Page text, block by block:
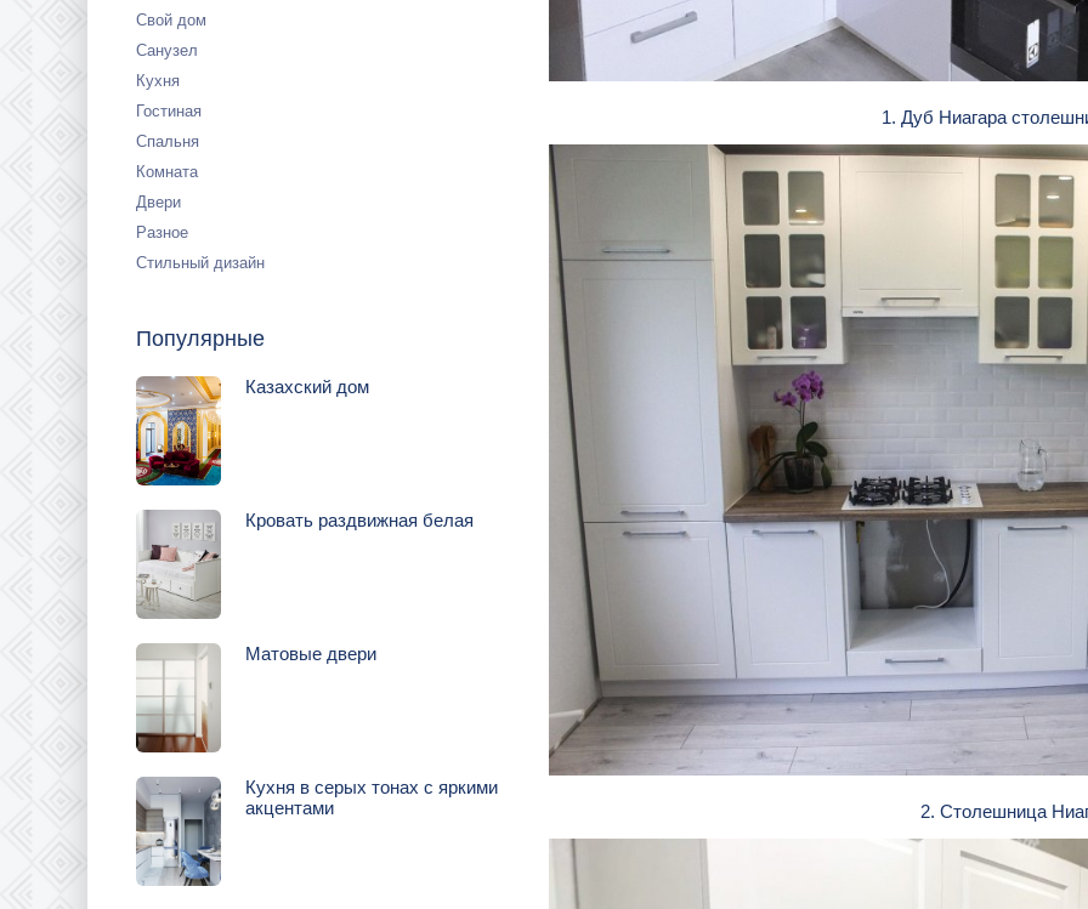
Свой дом
Санузел
Кухня
Гостиная
Спальня
Комната
Двери
Разное
Стильный дизайн
Популярные
Казахский дом
Кровать раздвижная белая
Матовые двери
Кухня в серых тонах с яркими
акцентами
1. Дуб Ниагара
2. Столешница